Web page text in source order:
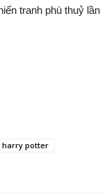
tranh phù thuỷ lần
harry potter